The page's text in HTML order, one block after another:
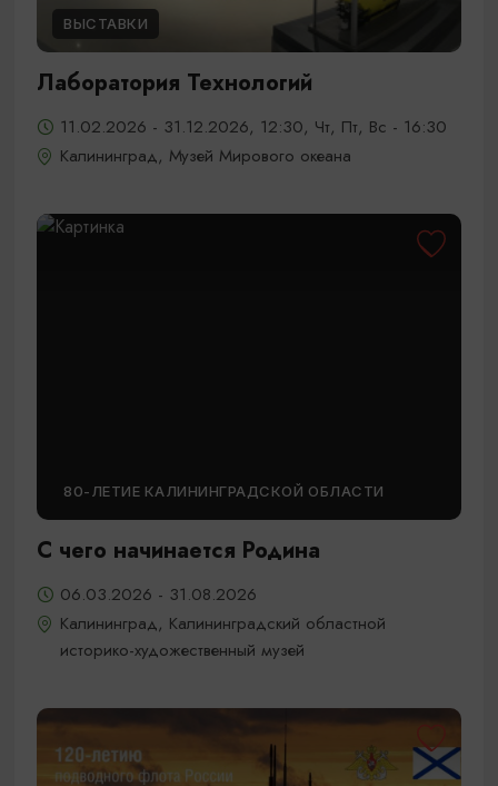
ВЫСТАВКИ
Лаборатория Технологий
11.02.2026 - 31.12.2026, 12:30, Чт, Пт, Вс - 16:30
Калининград, Музей Мирового океана
80-ЛЕТИЕ КАЛИНИНГРАДСКОЙ ОБЛАСТИ
С чего начинается Родина
06.03.2026 - 31.08.2026
Калининград, Калининградский областной
историко-художественный музей